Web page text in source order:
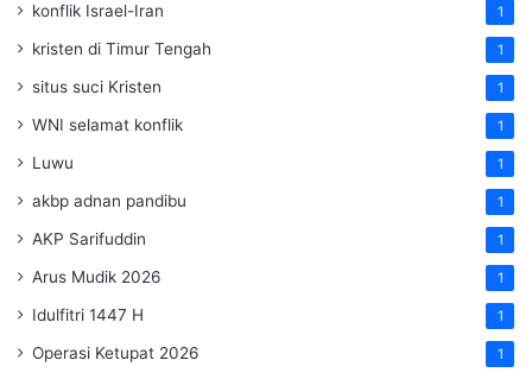
konflik Israel-Iran 1
kristen di Timur Tengah 1
situs suci Kristen 1
WNI selamat konflik 1
Luwu 1
akbp adnan pandibu 1
AKP Sarifuddin 1
Arus Mudik 2026 1
Idulfitri 1447 H 1
Operasi Ketupat 2026 1